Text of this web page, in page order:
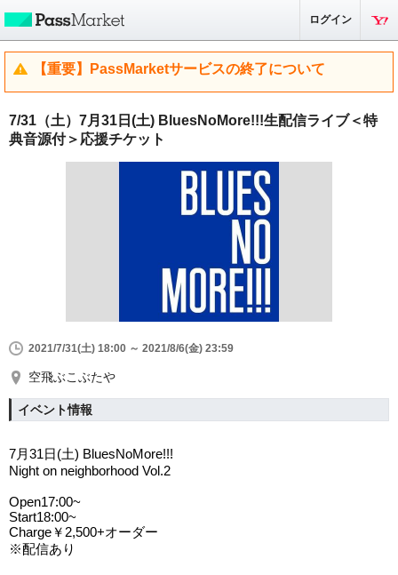
ログイン
【重要】PassMarketサービスの終了について
7/31（土）7月31日(土) BluesNoMore!!!生配信ライブ＜特
典音源付＞応援チケット
2021/7/31(土) 18:00 ～ 2021/8/6(金) 23:59
空飛ぶこぶたや
イベント情報
7月31日(土) BluesNoMore!!!
Night on neighborhood Vol.2
Open17:00~
Start18:00~
Charge ￥ 2,500+オーダー
※配信あり